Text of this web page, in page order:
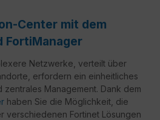
Center mit dem
FortiManager
Netzwerke, verteilt über
erfordern ein einheitliches
zentrales Management. Dank dem
haben Sie die Möglichkeit, die
verschiedenen Fortinet Lösungen